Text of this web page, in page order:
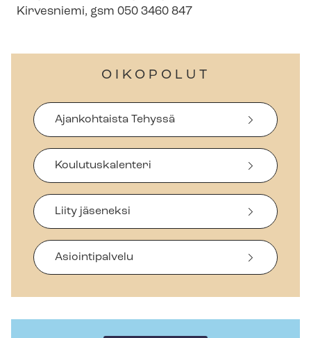
Kirvesniemi, gsm 050 3460 847
OIKOPOLUT
Ajankohtaista Tehyssä
Koulutuskalenteri
Liity jäseneksi
Asiointipalvelu